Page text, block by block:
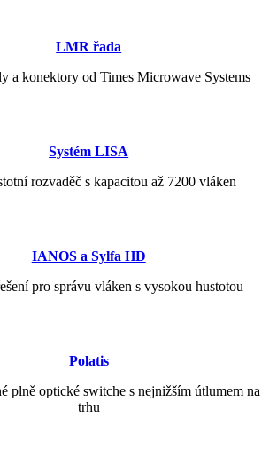
LMR řada
a konektory od Times Microwave Systems
Systém LISA
rozvaděč s kapacitou až 7200 vláken
IANOS a Sylfa HD
pro správu vláken s vysokou hustotou
Polatis
plně optické switche s nejnižším útlumem na
trhu